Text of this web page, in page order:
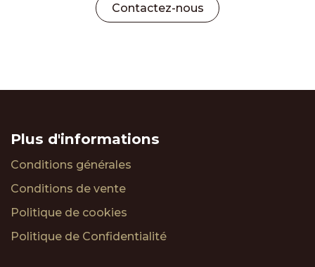
Contactez-nous
Plus d'informations
Conditions générales
Conditions de vente
Politique de cookies
Politique de Confidentialité